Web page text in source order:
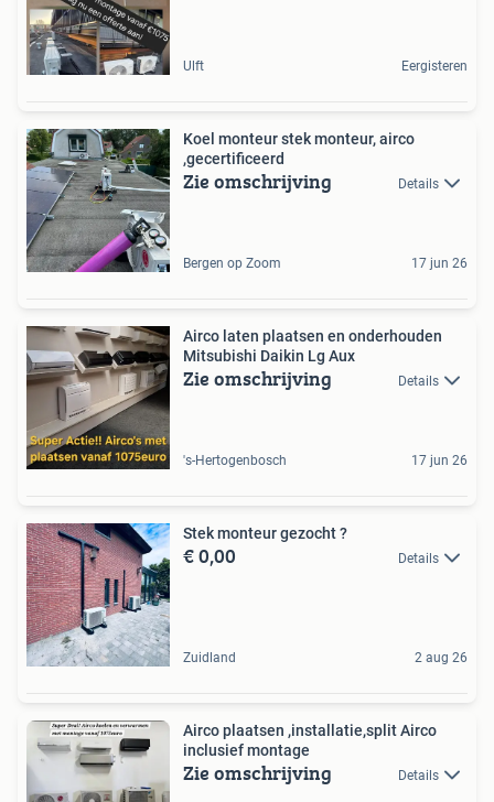
Ulft Eergisteren
Koel monteur stek monteur, airco
,gecertificeerd
Zie omschrijving Details
Bergen op Zoom 17 jun 26
Airco laten plaatsen en onderhouden
Mitsubishi Daikin Lg Aux
Zie omschrijving Details
's-Hertogenbosch 17 jun 26
Stek monteur gezocht ?
€ 0,00 Details
Zuidland 2 aug 26
Airco plaatsen ,installatie,split Airco
inclusief montage
Zie omschrijving Details